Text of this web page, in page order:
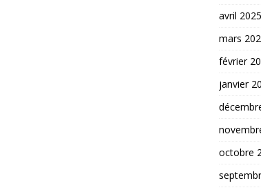
avril 2025
mars
février
janvier
octobre